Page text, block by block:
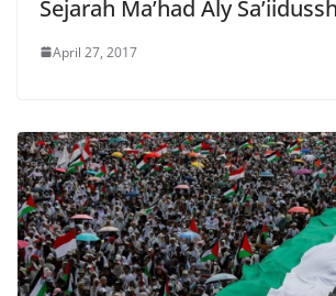
Sejarah Ma’had Aly
April 27, 2017